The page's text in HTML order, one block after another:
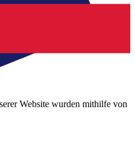
Website wurden mithilfe von